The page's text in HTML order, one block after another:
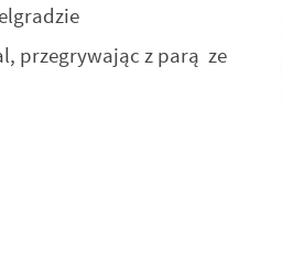
przegrywając z parą ze